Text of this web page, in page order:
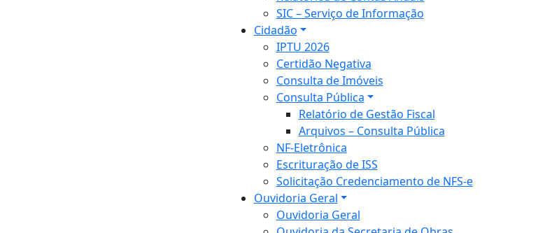
SIC – Serviço de Informação
Cidadão
IPTU 2026
Certidão Negativa
Consulta de Imóveis
Consulta Pública
Relatório de Gestão Fiscal
Arquivos – Consulta Pública
NF-Eletrônica
Escrituração de ISS
Solicitação Credenciamento de NFS-e
Ouvidoria Geral
Ouvidoria Geral